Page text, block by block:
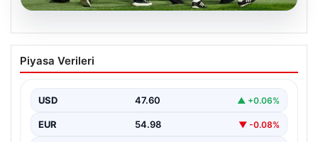
05.08.2026
Fenerbahçe’de Sturm Graz maçında
Oosterwolde’den kahreden haber!
Piyasa Verileri
USD 47.60 ▲ +0.06%
EUR 54.98 ▼ -0.08%